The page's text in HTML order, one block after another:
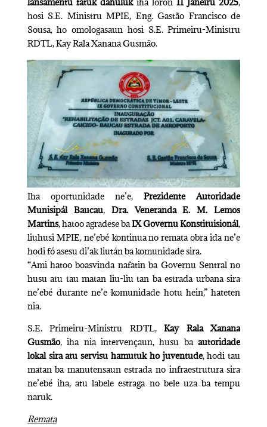
hosi S.E. Ministru MPIE, Eng. Gastão Francisco de
Sousa, ho omologasaun hosi S.E. Primeiru-Ministru
RDTL, Kay Rala Xanana Gusmão.
Iha oportunidade ne’e,Prezidente Autoridade
Munisipál Baucau, Dra. Veneranda E. M. Lemos
Martins, hatoo agradese baIX Governu Konstituisionál,
liuhusi MPIE, ne’ebé kontinua no remata obra ida ne’e
hodi fó asesu di’ak liután ba komunidade sira.
“Ami hatoo boasvinda nafatin ba Governu Sentral no
husu atu tau matan liu-liu tan ba estrada urbana sira
ne’ebé durante ne’e komunidade hotu hein,” hateten
nia.
S.E. Primeiru-Ministru RDTL,Kay Rala Xanana
Gusmão, iha nia intervençaun, husu baautoridade
lokal sira atu servisu hamutuk ho juventude, hodi tau
matan ba manutensaun estrada no infraestrutura sira
ne’ebé iha, atu labele estraga no bele uza ba tempu
naruk.
Remata